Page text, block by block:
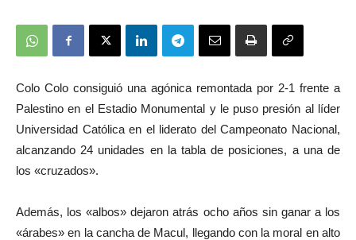
Colo Colo consiguió una agónica remontada por 2-1 frente a
Palestino en el Estadio Monumental y le puso presión al líder
Universidad Católica en el liderato del Campeonato Nacional,
alcanzando 24 unidades en la tabla de posiciones, a una de
los «cruzados».
Además, los «albos» dejaron atrás ocho años sin ganar a los
«árabes» en la cancha de Macul, llegando con la moral en alto